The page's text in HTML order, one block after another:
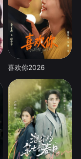
喜欢你2026